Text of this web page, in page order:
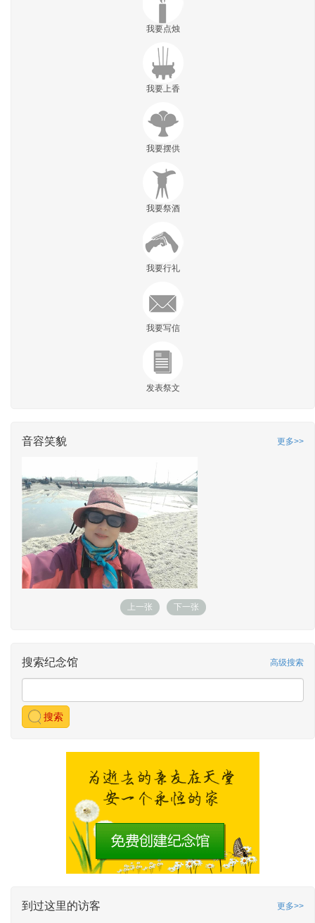
我要点烛
我要上香
我要摆供
我要祭酒
我要行礼
我要写信
发表祭文
音容笑貌 更多>>
上一张 下一张
搜索纪念馆 高级搜索
搜索
到过这里的访客 更多>>